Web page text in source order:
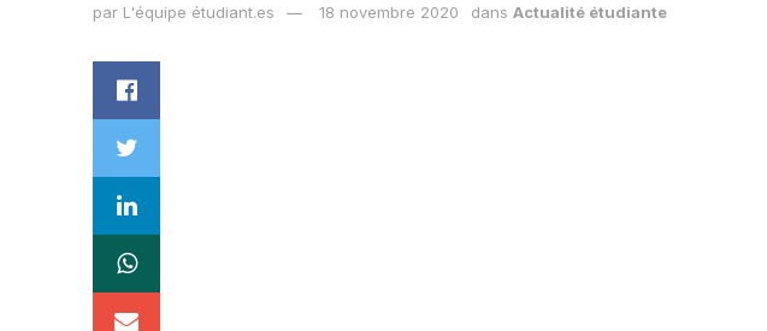
par L'équipe étudiant.es 18 novembre 2020 dans Actualité étudiante